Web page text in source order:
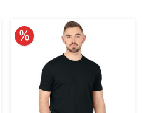
10% reduziert